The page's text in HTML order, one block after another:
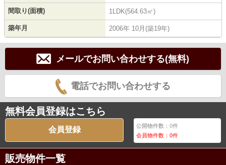
間取り(面積) 1LDK(564.63㎡)
築年月 2006年 10月(築19年)
メールでお問い合わせする(無料)
電話でお問い合わせする
無料会員登録はこちら
会員登録 公開物件数：0件
会員物件数：0件
販売物件一覧